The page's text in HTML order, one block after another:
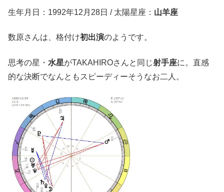
生年月日：1992年12月28日 / 太陽星座： 山羊座
数原さんは、格付け初出演のようです。
思考の星・ 水星がTAKAHIROさんと同じ射手座に。直感
的な決断でなんともスピーディーそうなお二人。